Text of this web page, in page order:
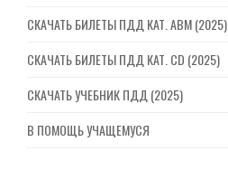
СКАЧАТЬ БИЛЕТЫ ПДД КАТ. ABM (2025)
СКАЧАТЬ БИЛЕТЫ ПДД КАТ. CD (2025)
СКАЧАТЬ УЧЕБНИК ПДД (2025)
В ПОМОЩЬ УЧАЩЕМУСЯ